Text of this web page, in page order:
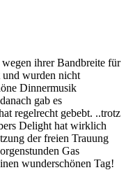
ihrer Bandbreite für
und wurden nicht
Dinnermusik
gab es
regelrecht gebebt. ..trotz
Delight hat wirklich
der freien Trauung
Gas
wunderschönen Tag!